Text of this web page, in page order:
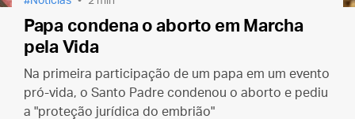
Papa condena o aborto em Marcha
pela Vida
Na primeira participação de um papa em um evento
pró-vida, o Santo Padre condenou o aborto e pediu
a "proteção jurídica do embrião"